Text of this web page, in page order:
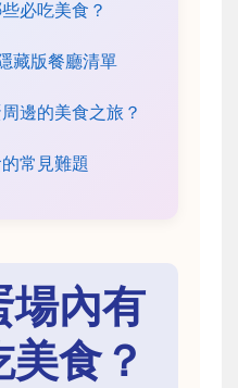
必吃美食？
藏版餐廳清單
邊的美食之旅？
常見難題
場內有
食？